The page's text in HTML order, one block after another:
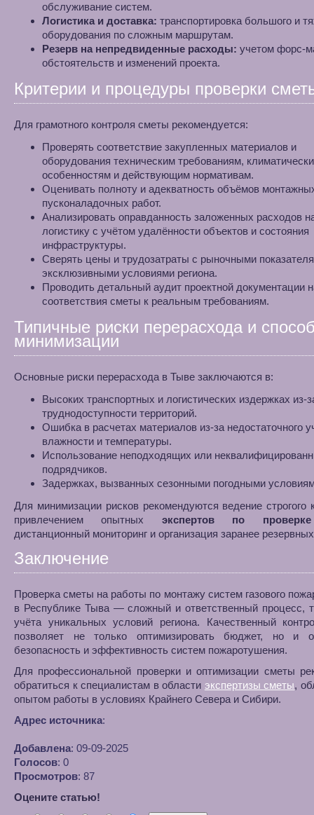
обслуживание систем.
Логистика и доставка: транспортировка большого и
оборудования по сложным маршрутам.
Резерв на непредвиденные расходы: учетом форс-
обстоятельств и изменений проекта.
Критерии и процедуры проверки
Для грамотного контроля сметы рекомендуется:
Проверять соответствие закупленных материалов и
оборудования техническим требованиям,
особенностям и действующим нормативам.
Оценивать полноту и адекватность объёмов
пусконаладочных работ.
Анализировать оправданность заложенных расходов
логистику с учётом удалённости объектов и состояния
инфраструктуры.
Сверять цены и трудозатраты с рыночными
эксклюзивными условиями региона.
Проводить детальный аудит проектной документации
соответствия сметы к реальным требованиям.
Типичные риски перерасхода и
минимизации
Основные риски перерасхода в Тыве заключаются в:
Высоких транспортных и логистических издержках из-
труднодоступности территорий.
Ошибка в расчетах материалов из-за недостаточного
влажности и температуры.
Использование неподходящих или
подрядчиков.
Задержках, вызванных сезонными погодными
Для минимизации рисков рекомендуются ведение строгого
привлечением опытных экспертов по
дистанционный мониторинг и организация заранее
Заключение
Проверка сметы на работы по монтажу систем газового
в Республике Тыва — сложный и ответственный процесс,
учёта уникальных условий региона. Качественный
позволяет не только оптимизировать бюджет, но и
безопасность и эффективность систем пожаротушения.
Для профессиональной проверки и оптимизации сметы
обратиться к специалистам в области экспертизы сметы,
опытом работы в условиях Крайнего Севера и Сибири.
Адрес источника:
Добавлена: 09-09-2025
Голосов: 0
Просмотров: 87
Оцените статью!